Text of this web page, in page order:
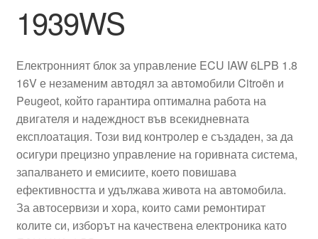
Жалби
Количка
Контакт
Моята сметка
Плащанията
1939WS
Електронният блок за управление ECU IAW 6LPB 1.8
16V е незаменим автодял за автомобили Citroën и
Peugeot, който гарантира оптимална работа на
двигателя и надеждност във всекидневната
експлоатация. Този вид контролер е създаден, за да
осигури прецизно управление на горивната система,
запалването и емисиите, което повишава
ефективността и удължава живота на автомобила.
За автосервизи и хора, които сами ремонтират
колите си, изборът на качествена електроника като